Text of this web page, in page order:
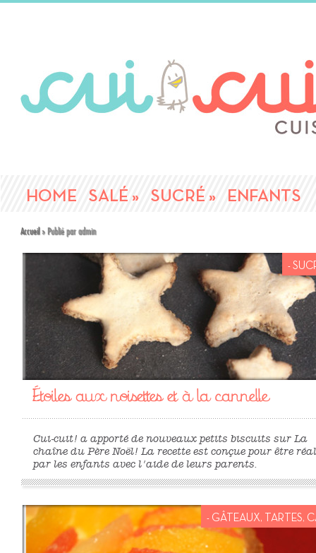
HOME SALÉ » SUCRÉ » ENFANTS
Accueil»Publié par admin
-
Étoiles aux noisettes et à la cannelle
Cui-cuit! a apporté de nouveaux petits biscuits sur La
chaîne du Père Noël! La recette est conçue pour être
par les enfants avec l'aide de leurs parents.
- GÂTEAUX, TARTES,